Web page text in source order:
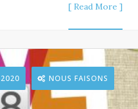
[ Read More ]
NOUS FAISONS